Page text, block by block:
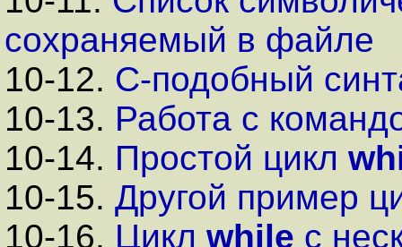
сохраняемый в файле
10-12. C-подобный
10-13. Работа с
10-14. Простой цикл
10-15. Другой пример
10-16. Цикл while с